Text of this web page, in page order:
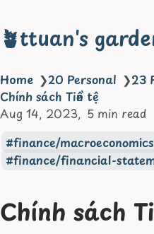
🪴ttuan's
Home ❯20 Personal ❯23
Chính sách Tiền tệ
Aug 14, 2023
5 min read
finance/macroeconomics
finance/financial-
Chính sách